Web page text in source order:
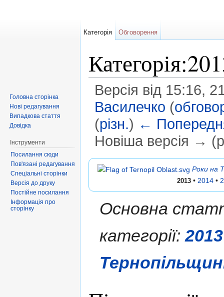
Версія від 15:16,
Василечко (
(різн.) ←
Новіша версія →
Роки на
2013 • 2014 •
Основна
категорії:
Категорія Обговорення
Головна сторінка
Нові редагування
Випадкова стаття
Довідка
Інструменти
Посилання сюди
Пов'язані редагування
Спеціальні сторінки
Версія до друку
Постійне посилання
Інформація про
сторінку